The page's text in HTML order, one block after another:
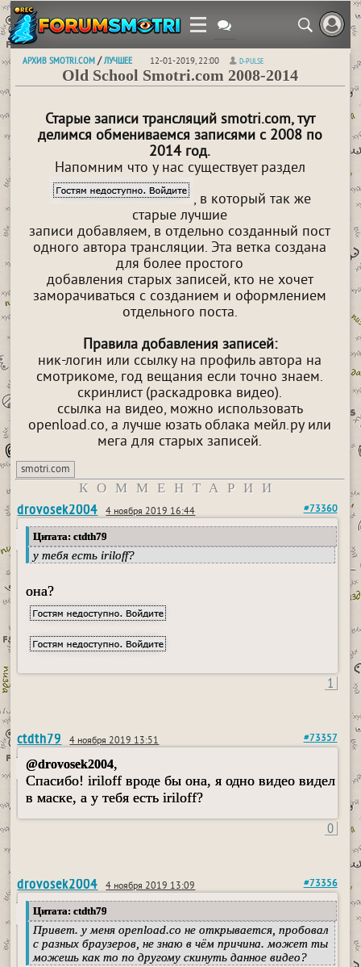
АРХИВ SMOTRI.COM /ЛУЧШЕЕ 12-01-2019, 22:00 D-PULSE
Old School Smotri.com 2008-2014
Старые записи трансляций smotri.com, тут
делимся обмениваемся записями с 2008 по
2014 год.
Напомним что у нас существует раздел
, в который так же
старые лучшие
записи добавляем, в отдельно созданный пост
одного автора трансляции. Эта ветка создана
для более простого
добавления старых записей, кто не хочет
заморачиваться с созданием и оформлением
отдельного поста.
Правила добавления записей:
ник-логин или ссылку на профиль автора на
смотрикоме, год вещания если точно знаем.
скринлист (раскадровка видео).
ссылка на видео, можно использовать
openload.co, а лучше юзать облака мейл.ру или
мега для старых записей.
smotri.com
КОММЕНТАРИИ
drovosek2004 4 ноября 2019 16:44 #73360
Цитата: ctdth79
у тебя есть iriloff?
она?
1
ctdth79 4 ноября 2019 13:51 #73357
@drovosek2004,
Спасибо! iriloff вроде бы она, я одно видео видел
в маске, а у тебя есть iriloff?
0
drovosek2004 4 ноября 2019 13:09 #73356
Цитата: ctdth79
Привет. у меня openload.co не открывается, пробовал
с разных браузеров, не знаю в чём причина. может ты
можешь как то по другому скинуть данное видео?